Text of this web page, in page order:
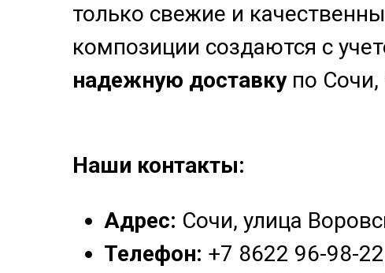
только свежие и
композиции создаются с
надежную доставкупо Сочи,
Наши контакты:
Адрес: Сочи, улица
Телефон: +7 8622 96-98-22